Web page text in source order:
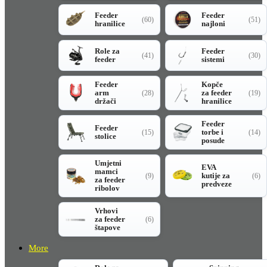
Feeder
hranilice
(60)
Feeder
najloni
(51)
Role za
feeder
(41)
Feeder
sistemi
(30)
Feeder
arm
držači
(28)
Kopče
za feeder
hranilice
(19)
Feeder
stolice
(15)
Feeder
torbe i
posude
(14)
Umjetni
mamci
za feeder
ribolov
(9)
EVA
kutije za
predveze
(6)
Vrhovi
za feeder
štapove
(6)
More